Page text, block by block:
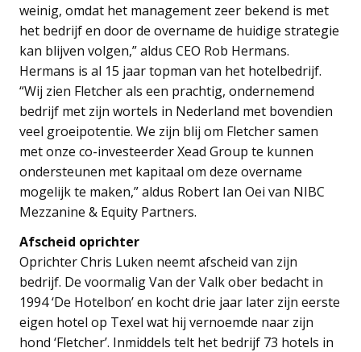
weinig, omdat het management zeer bekend is met
het bedrijf en door de overname de huidige strategie
kan blijven volgen,” aldus CEO Rob Hermans.
Hermans is al 15 jaar topman van het hotelbedrijf.
“Wij zien Fletcher als een prachtig, ondernemend
bedrijf met zijn wortels in Nederland met bovendien
veel groeipotentie. We zijn blij om Fletcher samen
met onze co-investeerder Xead Group te kunnen
ondersteunen met kapitaal om deze overname
mogelijk te maken,” aldus Robert Ian Oei van NIBC
Mezzanine & Equity Partners.
Afscheid oprichter
Oprichter Chris Luken neemt afscheid van zijn
bedrijf. De voormalig Van der Valk ober bedacht in
1994 ‘De Hotelbon’ en kocht drie jaar later zijn eerste
eigen hotel op Texel wat hij vernoemde naar zijn
hond ‘Fletcher’. Inmiddels telt het bedrijf 73 hotels in